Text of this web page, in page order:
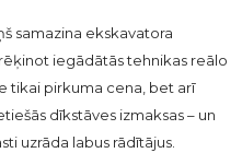
samazina ekskavatora
iegādātās tehnikas reālo
tikai pirkuma cena, bet arī
dīkstāves izmaksas – un
uzrāda labus rādītājus.